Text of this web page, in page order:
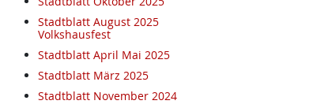
Stadtblatt August 2025
Volkshausfest
Stadtblatt April Mai 2025
Stadtblatt März 2025
Stadtblatt November 2024